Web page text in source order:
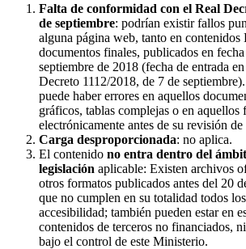
Falta de conformidad con el Real
de septiembre: podrían existir fallos
alguna página web, tanto en
documentos finales, publicados en
septiembre de 2018 (fecha de entrada
Decreto 1112/2018, de 7 de
puede haber errores en aquellos
gráficos, tablas complejas o en aquellos
electrónicamente antes de su revisión
Carga desproporcionada: no aplica.
El contenido no entra dentro del
legislación aplicable: Existen archivos
otros formatos publicados antes del 20
que no cumplen en su totalidad todos
accesibilidad; también pueden estar en
contenidos de terceros no financiados,
bajo el control de este Ministerio.